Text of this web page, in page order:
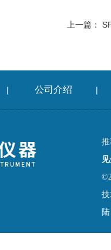
上一篇：
| 公司介绍 |
陆